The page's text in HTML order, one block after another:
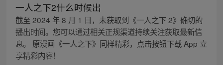
一人之下2什么时候出
截至 2024 年 8 月 1 日，未获取到《一人之下 2》确切的
播出时间。您可以通过相关正规渠道持续关注获取最新信
息。 原漫画《一人之下》同样精彩，点击按钮下载 App 立
享精彩内容！